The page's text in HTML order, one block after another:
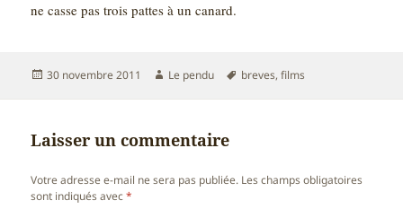
ne casse pas trois pattes à un canard.
Publié
30 novembre 2011 Auteur
Le pendu
Mots-
breves,films
Laisser un commentaire
Votre adresse e-mail ne sera pas publiée. Les champs obligatoires
sont indiqués avec*